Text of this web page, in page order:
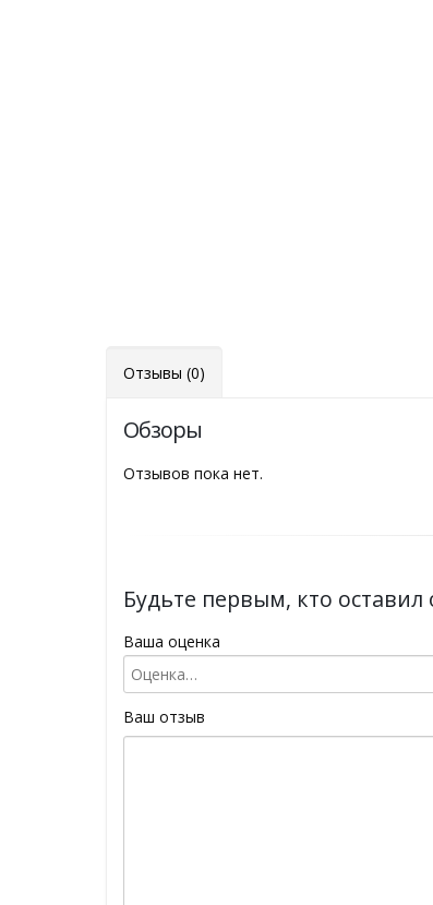
Отзывы (0)
Обзоры
Отзывов пока нет.
Будьте первым, кто оставил
Ваша оценка
Ваш отзыв